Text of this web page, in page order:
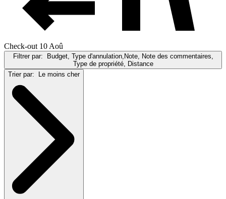
Check-out 10 Aoû
Filtrer par:
Budget, Type d'annulation,Note, Note des commentaires,
Type de propriété, Distance
Trier par:
Le moins cher